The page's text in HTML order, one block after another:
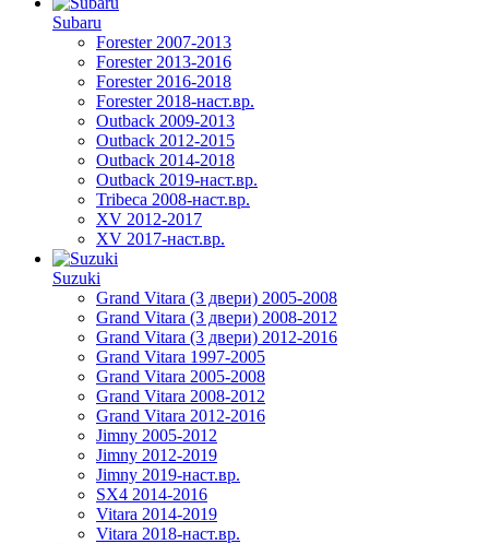
Subaru
Forester 2007-2013
Forester 2013-2016
Forester 2016-2018
Forester 2018-наст.вр.
Outback 2009-2013
Outback 2012-2015
Outback 2014-2018
Outback 2019-наст.вр.
Tribeca 2008-наст.вр.
XV 2012-2017
XV 2017-наст.вр.
Suzuki
Grand Vitara (3 двери) 2005-2008
Grand Vitara (3 двери) 2008-2012
Grand Vitara (3 двери) 2012-2016
Grand Vitara 1997-2005
Grand Vitara 2005-2008
Grand Vitara 2008-2012
Grand Vitara 2012-2016
Jimny 2005-2012
Jimny 2012-2019
Jimny 2019-наст.вр.
SX4 2014-2016
Vitara 2014-2019
Vitara 2018-наст.вр.